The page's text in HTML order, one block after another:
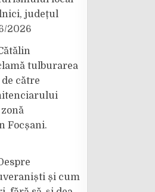
județul
2026
tulburarea
către
Focșani.
și cum